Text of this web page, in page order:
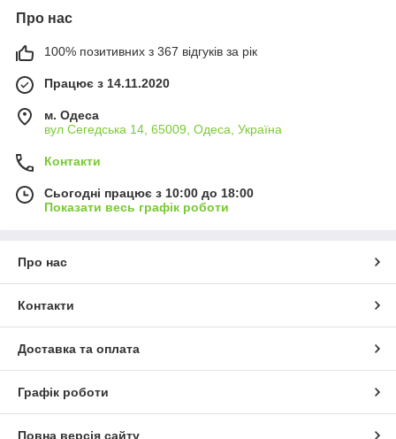
Про нас
100% позитивних з 367 відгуків за рік
Працює з 14.11.2020
м. Одеса
вул Сегедська 14, 65009, Одеса, Україна
Контакти
Сьогодні працює з 10:00 до 18:00
Показати весь графік роботи
Про нас
Контакти
Доставка та оплата
Графік роботи
Повна версія сайту